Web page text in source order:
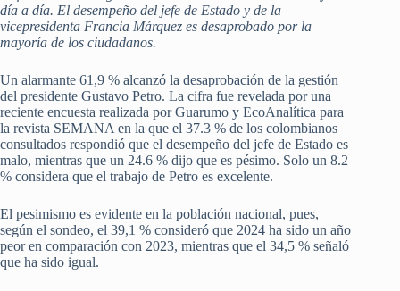
día a día. El desempeño del jefe de Estado y de la
vicepresidenta Francia Márquez es desaprobado por la
mayoría de los ciudadanos.
Un alarmante 61,9 % alcanzó la desaprobación de la gestión
del presidente Gustavo Petro. La cifra fue revelada por una
reciente encuesta realizada por Guarumo y EcoAnalítica para
la revista SEMANA en la que el 37.3 % de los colombianos
consultados respondió que el desempeño del jefe de Estado es
malo, mientras que un 24.6 % dijo que es pésimo. Solo un 8.2
% considera que el trabajo de Petro es excelente.
El pesimismo es evidente en la población nacional, pues,
según el sondeo, el 39,1 % consideró que 2024 ha sido un año
peor en comparación con 2023, mientras que el 34,5 % señaló
que ha sido igual.